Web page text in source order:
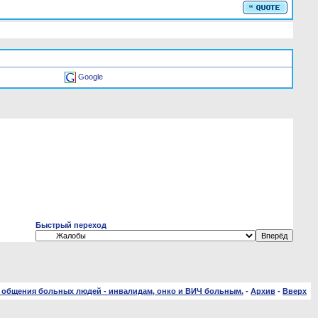
Google
Быстрый переход
больных людей - инвалидам, онко и ВИЧ больным. - Архив - Вверх